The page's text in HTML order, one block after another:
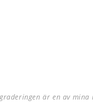
är en av